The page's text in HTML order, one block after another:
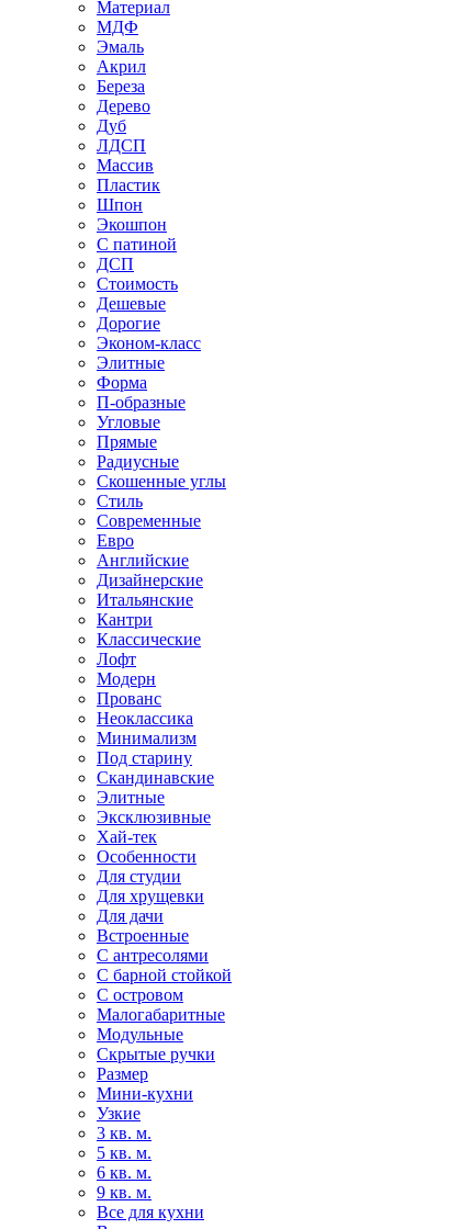
Материал
МДФ
Эмаль
Акрил
Береза
Дерево
Дуб
ЛДСП
Массив
Пластик
Шпон
Экошпон
С патиной
ДСП
Стоимость
Дешевые
Дорогие
Эконом-класс
Элитные
Форма
П-образные
Угловые
Прямые
Радиусные
Скошенные углы
Стиль
Современные
Евро
Английские
Дизайнерские
Итальянские
Кантри
Классические
Лофт
Модерн
Прованс
Неоклассика
Минимализм
Под старину
Скандинавские
Элитные
Эксклюзивные
Хай-тек
Особенности
Для студии
Для хрущевки
Для дачи
Встроенные
С антресолями
С барной стойкой
С островом
Малогабаритные
Модульные
Скрытые ручки
Размер
Мини-кухни
Узкие
3 кв. м.
5 кв. м.
6 кв. м.
9 кв. м.
Все для кухни